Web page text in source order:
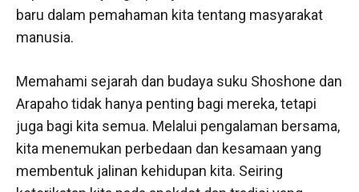
baru dalam pemahaman kita tentang masyarakat
manusia.
Memahami sejarah dan budaya suku Shoshone dan
Arapaho tidak hanya penting bagi mereka, tetapi
juga bagi kita semua. Melalui pengalaman bersama,
kita menemukan perbedaan dan kesamaan yang
membentuk jalinan kehidupan kita. Seiring